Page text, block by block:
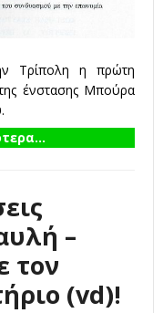
Τρίπολη η πρώτη
ένστασης Μπούρα
–
τον
(vd)!